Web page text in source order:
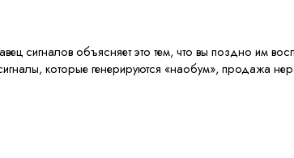
сигналов объясняет это тем, что вы поздно им
которые генерируются «наобум», продажа